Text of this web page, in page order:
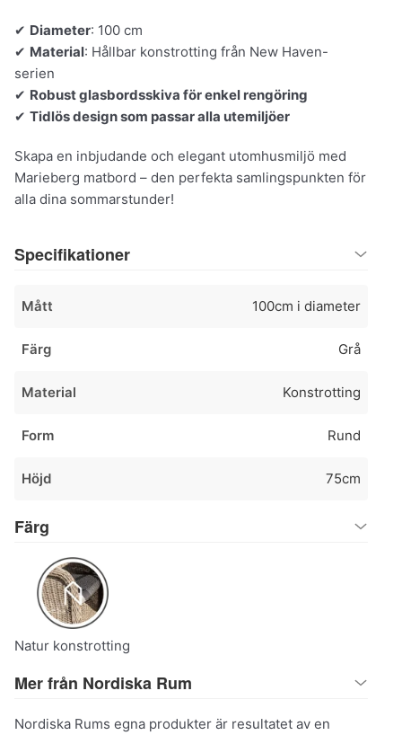
✔ Diameter: 100 cm
✔ Material: Hållbar konstrotting från New Haven-
serien
✔ Robust glasbordsskiva för enkel rengöring
✔ Tidlös design som passar alla utemiljöer
Skapa en inbjudande och elegant utomhusmiljö med
Marieberg matbord – den perfekta samlingspunkten för
alla dina sommarstunder!
Specifikationer
Mått 100cm i diameter
Färg Grå
Material Konstrotting
Form Rund
Höjd 75cm
Färg
Natur konstrotting
Mer från Nordiska Rum
Nordiska Rums egna produkter är resultatet av en